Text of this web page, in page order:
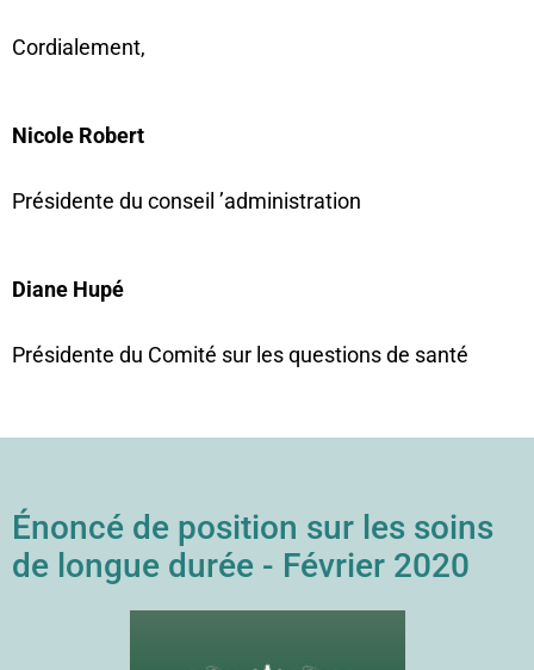
Cordialement,
Nicole Robert
Présidente du conseil ’administration
Diane Hupé
Présidente du Comité sur les questions de santé
Énoncé de position sur les soins
de longue durée - Février 2020